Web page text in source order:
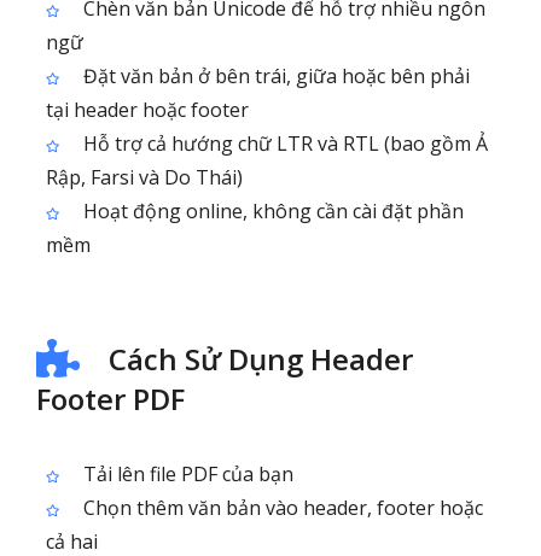
Chèn văn bản Unicode để hỗ trợ nhiều ngôn
ngữ
Đặt văn bản ở bên trái, giữa hoặc bên phải
tại header hoặc footer
Hỗ trợ cả hướng chữ LTR và RTL (bao gồm Ả
Rập, Farsi và Do Thái)
Hoạt động online, không cần cài đặt phần
mềm
Cách Sử Dụng Header
Footer PDF
Tải lên file PDF của bạn
Chọn thêm văn bản vào header, footer hoặc
cả hai